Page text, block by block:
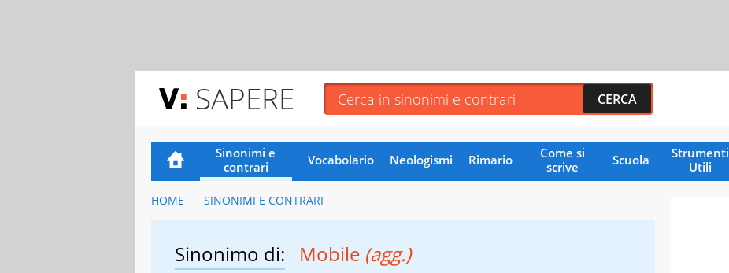
SAPERE
Sinonimi e
contrari
Vocabolario Neologismi Rimario
Come si
scrive
Scuola
Strumenti
Utili
HOME SINONIMI E CONTRARI
Sinonimo di: Mobile (agg.)